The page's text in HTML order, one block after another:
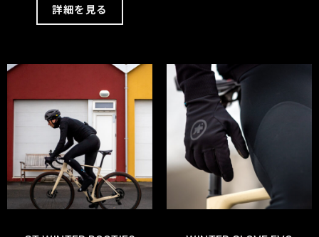
詳細を見る